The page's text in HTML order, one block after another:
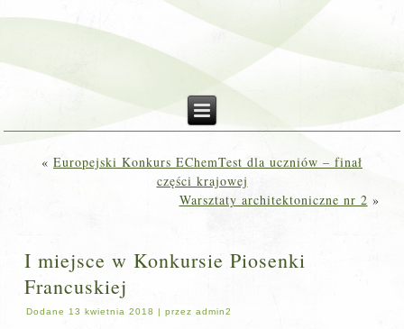
« Europejski Konkurs EChemTest dla uczniów – finał
części krajowej
Warsztaty architektoniczne nr 2 »
I miejsce w Konkursie Piosenki
Francuskiej
Dodane 13 kwietnia 2018 |przez admin2